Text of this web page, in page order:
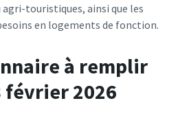
touristiques, ainsi que les
en logements de fonction.​
à remplir
février 2026